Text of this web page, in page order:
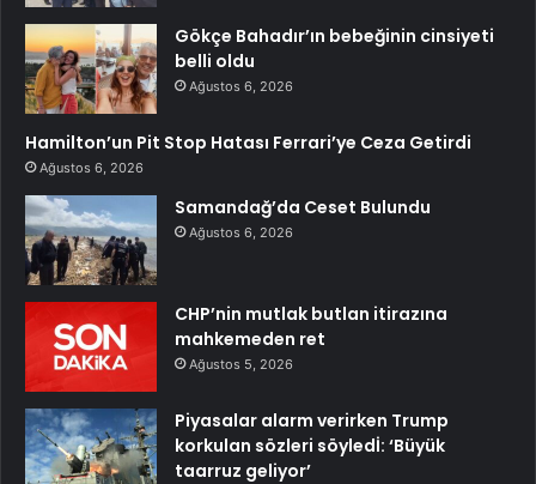
Gökçe Bahadır’ın bebeğinin cinsiyeti
belli oldu
Ağustos 6, 2026
Hamilton’un Pit Stop Hatası Ferrari’ye Ceza Getirdi
Ağustos 6, 2026
Samandağ’da Ceset Bulundu
Ağustos 6, 2026
CHP’nin mutlak butlan itirazına
mahkemeden ret
Ağustos 5, 2026
Piyasalar alarm verirken Trump
korkulan sözleri söyledİ: ‘Büyük
taarruz geliyor’